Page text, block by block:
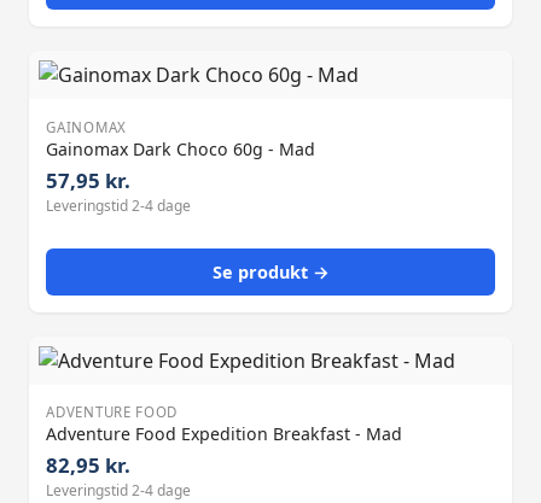
GAINOMAX
Gainomax Dark Choco 60g - Mad
57,95 kr.
Leveringstid 2-4 dage
Se produkt →
ADVENTURE FOOD
Adventure Food Expedition Breakfast - Mad
82,95 kr.
Leveringstid 2-4 dage